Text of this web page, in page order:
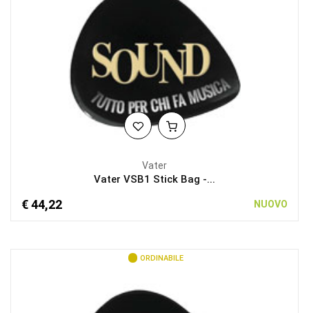
Vater
Vater VSB1 Stick Bag -...
€ 44,22 NUOVO
ORDINABILE